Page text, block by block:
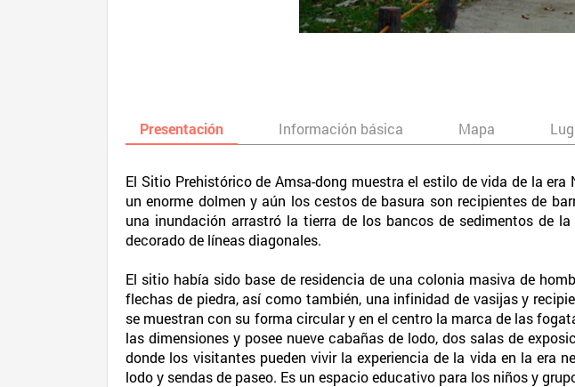
Presentación Información básica Mapa
El Sitio Prehistórico de Amsa-dong muestra el estilo de vida de la
un enorme dolmen y aún los cestos de basura son recipientes de
una inundación arrastró la tierra de los bancos de sedimentos de
decorado de líneas diagonales.
El sitio había sido base de residencia de una colonia masiva de
flechas de piedra, así como también, una infinidad de vasijas y
se muestran con su forma circular y en el centro la marca de las
las dimensiones y posee nueve cabañas de lodo, dos salas de
donde los visitantes pueden vivir la experiencia de la vida en la era
lodo y sendas de paseo. Es un espacio educativo para los niños y